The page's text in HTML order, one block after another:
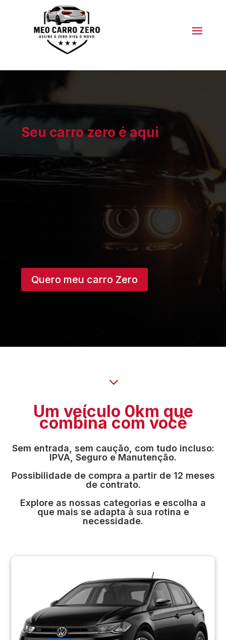
Seu carro zero é aqui
Veículo 0km com
IPVA, seguro e
manutenção
Quero meu carro Zero
3
Um veículo 0km que
combina com você
Sem entrada, sem caução, com tudo incluso:
IPVA, Seguro e Manutenção.
Possibilidade de compra a partir de 12 meses
de contrato.
Explore as nossas categorias e escolha a
que mais se adapta à sua rotina e
necessidade.